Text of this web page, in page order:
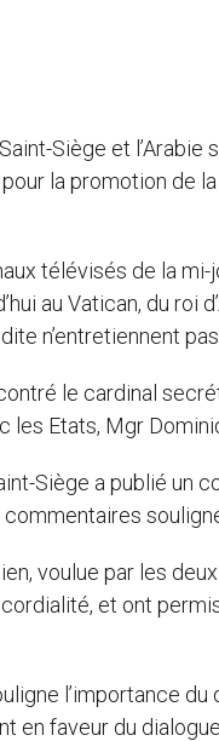
Siège et l’Arabie
la promotion de
télévisés de la
au Vatican, du roi
n’entretiennent
le cardinal
Etats, Mgr
Siège a publié un
voulue par les
et ont
l’importance
en faveur du